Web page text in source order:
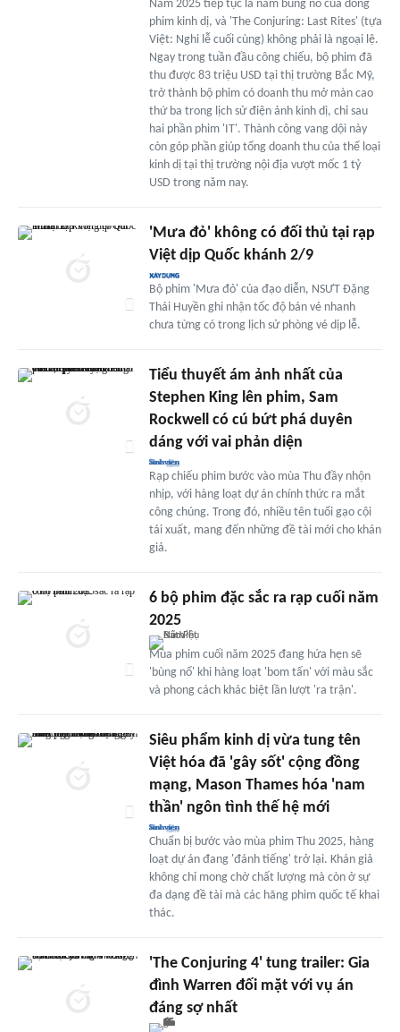
Năm 2025 tiếp tục là năm bùng nổ của dòng
phim kinh dị, và 'The Conjuring: Last Rites' (tựa
Việt: Nghi lễ cuối cùng) không phải là ngoại lệ.
Ngay trong tuần đầu công chiếu, bộ phim đã
thu được 83 triệu USD tại thị trường Bắc Mỹ,
trở thành bộ phim có doanh thu mở màn cao
thứ ba trong lịch sử điện ảnh kinh dị, chỉ sau
hai phần phim 'IT'. Thành công vang dội này
còn góp phần giúp tổng doanh thu của thể loại
kinh dị tại thị trường nội địa vượt mốc 1 tỷ
USD trong năm nay.
'Mưa đỏ' không có đối thủ tại rạp
Việt dịp Quốc khánh 2/9
Bộ phim 'Mưa đỏ' của đạo diễn, NSƯT Đặng
Thái Huyền ghi nhận tốc độ bán vé nhanh
chưa từng có trong lịch sử phòng vé dịp lễ.
Tiểu thuyết ám ảnh nhất của
Stephen King lên phim, Sam
Rockwell có cú bứt phá duyên
dáng với vai phản diện
Rạp chiếu phim bước vào mùa Thu đầy nhộn
nhịp, với hàng loạt dự án chính thức ra mắt
công chúng. Trong đó, nhiều tên tuổi gạo cội
tái xuất, mang đến những đề tài mới cho khán
giả.
6 bộ phim đặc sắc ra rạp cuối năm
2025
Mùa phim cuối năm 2025 đang hứa hẹn sẽ
'bùng nổ' khi hàng loạt 'bom tấn' với màu sắc
và phong cách khác biệt lần lượt 'ra trận'.
Siêu phẩm kinh dị vừa tung tên
Việt hóa đã 'gây sốt' cộng đồng
mạng, Mason Thames hóa 'nam
thần' ngôn tình thế hệ mới
Chuẩn bị bước vào mùa phim Thu 2025, hàng
loạt dự án đang 'đánh tiếng' trở lại. Khán giả
không chỉ mong chờ chất lượng mà còn ở sự
đa dạng đề tài mà các hãng phim quốc tế khai
thác.
'The Conjuring 4' tung trailer: Gia
đình Warren đối mặt với vụ án
đáng sợ nhất